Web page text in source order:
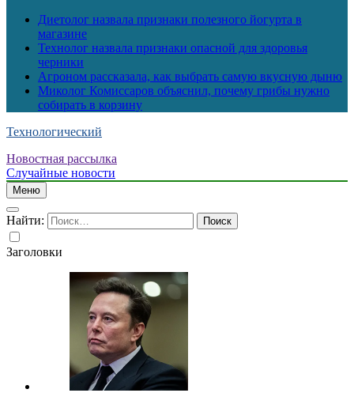
Диетолог назвала признаки полезного йогурта в
магазине
Технолог назвала признаки опасной для здоровья
черники
Агроном рассказала, как выбрать самую вкусную дыню
Миколог Комиссаров объяснил, почему грибы нужно
собирать в корзину
Технологический
Новостная рассылка
Случайные новости
Меню
Найти:
Заголовки